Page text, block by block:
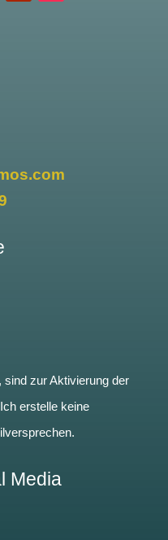
sind zur Aktivierung der
erstelle keine
Media